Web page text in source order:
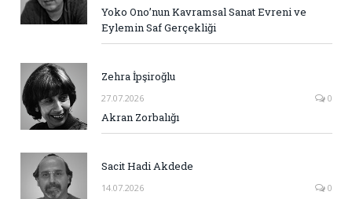
Yoko Ono’nun Kavramsal Sanat Evreni ve
Eylemin Saf Gerçekliği
Zehra İpşiroğlu
27.07.2026 0
Akran Zorbalığı
Sacit Hadi Akdede
14.07.2026 0